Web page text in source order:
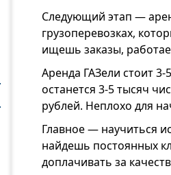
Следующий этап —
грузоперевозках,
ищешь заказы,
Аренда ГАЗели стоит
останется 3-5 тысяч
рублей. Неплохо для
Главное — научиться
найдешь постоянных
доплачивать за